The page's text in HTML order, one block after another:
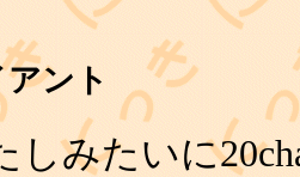
ント
しみたいに